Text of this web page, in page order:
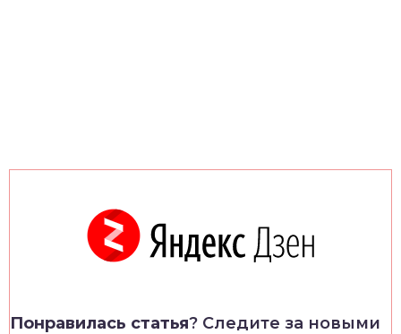
Понравилась статья? Следите за новыми